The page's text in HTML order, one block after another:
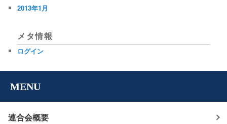
2013年1月
メタ情報
ログイン
MENU
連合会概要